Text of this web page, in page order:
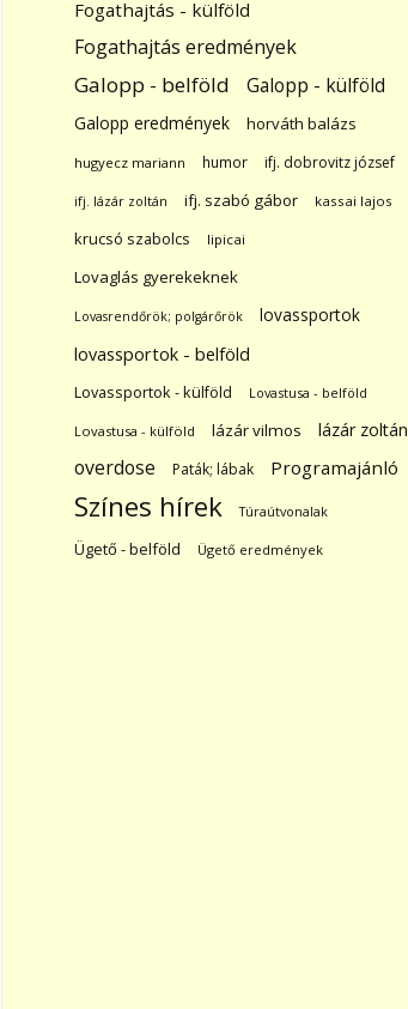
Fogathajtás - külföld
Fogathajtás eredmények
Galopp - belföld Galopp - külföld
Galopp eredmények horváth balázs
hugyecz mariann humor ifj. dobrovitz józsef
ifj. lázár zoltán ifj. szabó gábor kassai lajos
krucsó szabolcs lipicai
Lovaglás gyerekeknek
Lovasrendőrök; polgárőrök
lovassportok
lovassportok - belföld
Lovassportok - külföld Lovastusa - belföld
Lovastusa - külföld lázár vilmos lázár zoltán
overdose Paták; lábak Programajánló
Színes hírek Túraútvonalak
Ügető - belföld Ügető eredmények